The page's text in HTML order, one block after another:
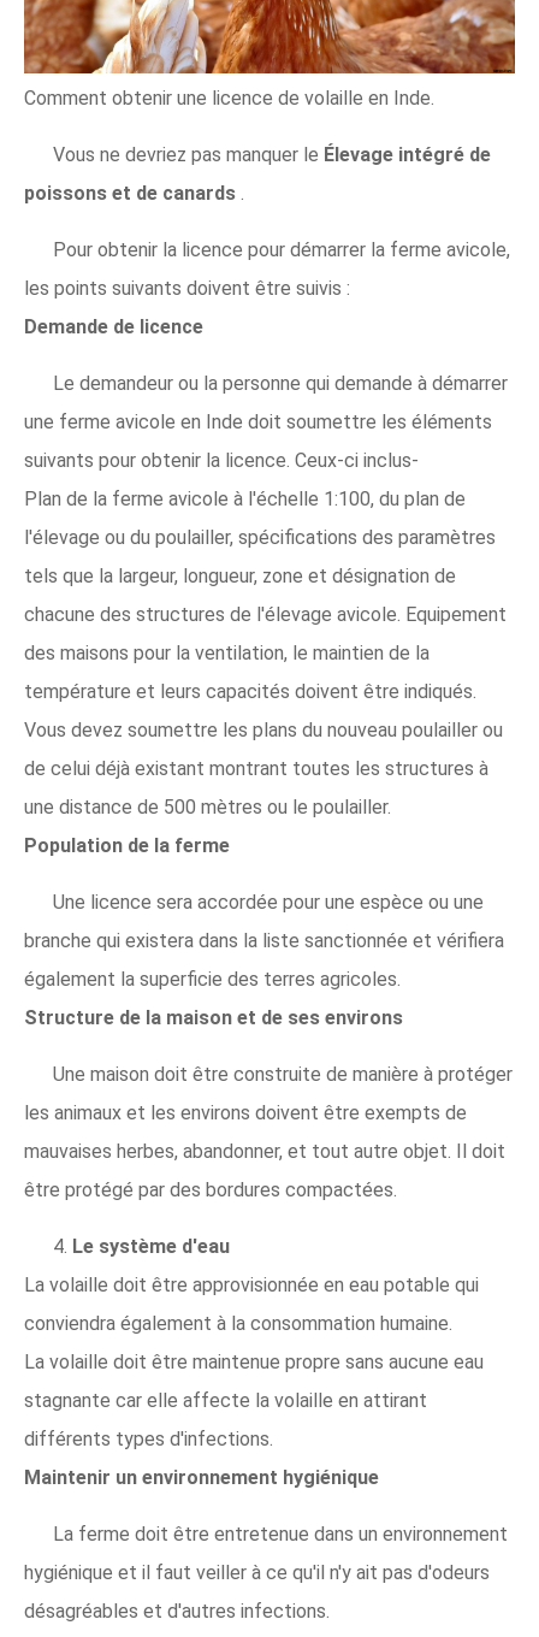
Comment obtenir une licence de volaille en Inde.
Vous ne devriez pas manquer le Élevage intégré de
poissons et de canards
Pour obtenir la licence pour démarrer la ferme avicole,
les points suivants doivent être suivis :
Demande de licence
Le demandeur ou la personne qui demande à démarrer
une ferme avicole en Inde doit soumettre les éléments
suivants pour obtenir la licence. Ceux-ci inclus-
Plan de la ferme avicole à l'échelle 1:100, du plan de
l'élevage ou du poulailler, spécifications des paramètres
tels que la largeur, longueur, zone et désignation de
chacune des structures de l'élevage avicole. Equipement
des maisons pour la ventilation, le maintien de la
température et leurs capacités doivent être indiqués.
Vous devez soumettre les plans du nouveau poulailler ou
de celui déjà existant montrant toutes les structures à
une distance de 500 mètres ou le poulailler.
Population de la ferme
Une licence sera accordée pour une espèce ou une
branche qui existera dans la liste sanctionnée et vérifiera
également la superficie des terres agricoles.
Structure de la maison et de ses environs
Une maison doit être construite de manière à protéger
les animaux et les environs doivent être exempts de
mauvaises herbes, abandonner, et tout autre objet. Il doit
être protégé par des bordures compactées.
4. Le système d'eau
La volaille doit être approvisionnée en eau potable qui
conviendra également à la consommation humaine.
La volaille doit être maintenue propre sans aucune eau
stagnante car elle affecte la volaille en attirant
différents types d'infections.
Maintenir un environnement hygiénique
La ferme doit être entretenue dans un environnement
hygiénique et il faut veiller à ce qu'il n'y ait pas d'odeurs
désagréables et d'autres infections.